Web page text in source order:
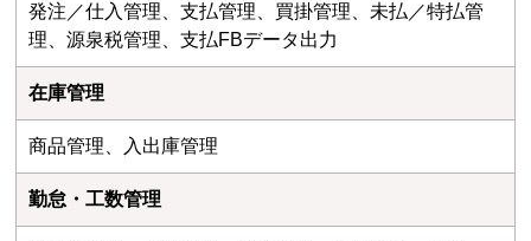
発注／仕入管理、支払管理、買掛管理、未払／特払管
理、源泉税管理、支払FBデータ出力
在庫管理
商品管理、入出庫管理
勤怠・工数管理